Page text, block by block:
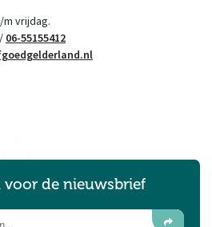
m vrijdag.
06-55155412
voor de nieuwsbrief